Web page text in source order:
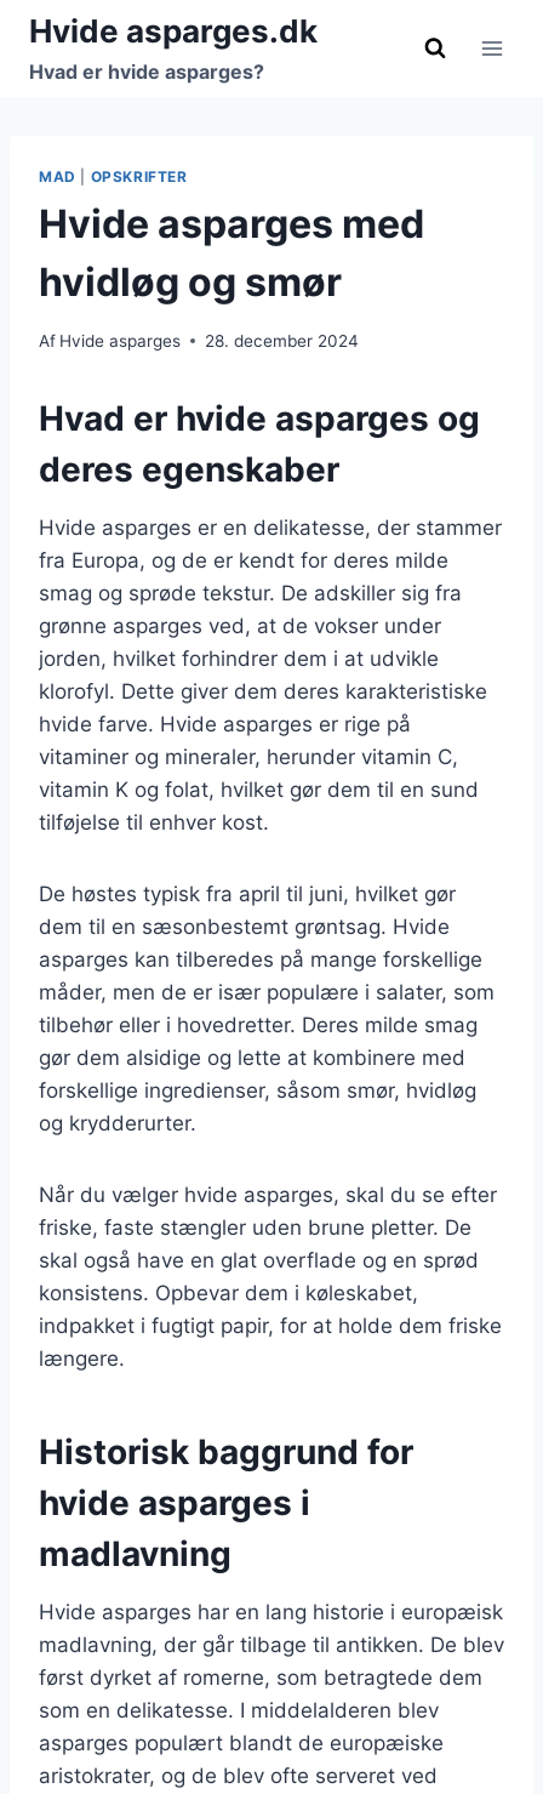
Fortsæt
indhold
Hvide asparges.dk
Hvad er hvide asparges?
MAD OPSKRIFTER
Hvide asparges med
hvidløg og smør
Af Hvide asparges 28. december 2024
Hvad er hvide asparges og
deres egenskaber
Hvide asparges er en delikatesse, der stammer
fra Europa, og de er kendt for deres milde
smag og sprøde tekstur. De adskiller sig fra
grønne asparges ved, at de vokser under
jorden, hvilket forhindrer dem i at udvikle
klorofyl. Dette giver dem deres karakteristiske
hvide farve. Hvide asparges er rige på
vitaminer og mineraler, herunder vitamin C,
vitamin K og folat, hvilket gør dem til en sund
tilføjelse til enhver kost.
De høstes typisk fra april til juni, hvilket gør
dem til en sæsonbestemt grøntsag. Hvide
asparges kan tilberedes på mange forskellige
måder, men de er især populære i salater, som
tilbehør eller i hovedretter. Deres milde smag
gør dem alsidige og lette at kombinere med
forskellige ingredienser, såsom smør, hvidløg
og krydderurter.
Når du vælger hvide asparges, skal du se efter
friske, faste stængler uden brune pletter. De
skal også have en glat overflade og en sprød
konsistens. Opbevar dem i køleskabet,
indpakket i fugtigt papir, for at holde dem friske
længere.
Historisk baggrund for
hvide asparges i
madlavning
Hvide asparges har en lang historie i europæisk
madlavning, der går tilbage til antikken. De blev
først dyrket af romerne, som betragtede dem
som en delikatesse. I middelalderen blev
asparges populært blandt de europæiske
aristokrater, og de blev ofte serveret ved